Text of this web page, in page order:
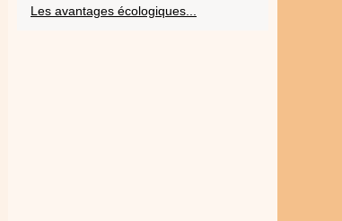
Les avantages écologiques...